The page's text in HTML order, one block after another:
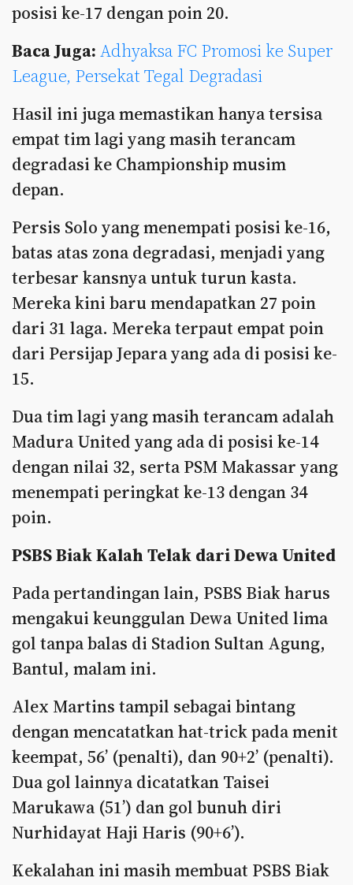
posisi ke-17 dengan poin 20.
Baca Juga: Adhyaksa FC Promosi ke Super
League, Persekat Tegal Degradasi
Hasil ini juga memastikan hanya tersisa
empat tim lagi yang masih terancam
degradasi ke Championship musim
depan.
Persis Solo yang menempati posisi ke-16,
batas atas zona degradasi, menjadi yang
terbesar kansnya untuk turun kasta.
Mereka kini baru mendapatkan 27 poin
dari 31 laga. Mereka terpaut empat poin
dari Persijap Jepara yang ada di posisi ke-
15.
Dua tim lagi yang masih terancam adalah
Madura United yang ada di posisi ke-14
dengan nilai 32, serta PSM Makassar yang
menempati peringkat ke-13 dengan 34
poin.
PSBS Biak Kalah Telak dari Dewa United
Pada pertandingan lain, PSBS Biak harus
mengakui keunggulan Dewa United lima
gol tanpa balas di Stadion Sultan Agung,
Bantul, malam ini.
Alex Martins tampil sebagai bintang
dengan mencatatkan hat-trick pada menit
keempat, 56’ (penalti), dan 90+2’ (penalti).
Dua gol lainnya dicatatkan Taisei
Marukawa (51’) dan gol bunuh diri
Nurhidayat Haji Haris (90+6’).
Kekalahan ini masih membuat PSBS Biak